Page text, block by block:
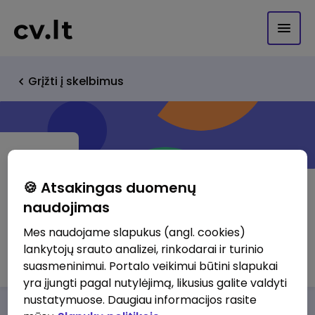
Grįžti į skelbimus
VšĮ "Progresum"
http://www.progresum.lt
🍪 Atsakingas duomenų
naudojimas
Mes naudojame slapukus (angl. cookies)
lankytojų srauto analizei, rinkodarai ir turinio
suasmeninimui. Portalo veikimui būtini slapukai
yra įjungti pagal nutylėjimą, likusius galite valdyti
nustatymuose. Daugiau informacijos rasite